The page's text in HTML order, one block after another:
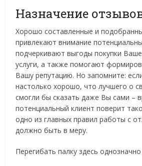
Назначение
Хорошо составленные и
привлекают внимание
подчеркивают выгоды покупки
услуги, а также помогают
Вашу репутацию. Но запомните:
настолько хорошо, что лучшего о
смогли бы сказать даже Вы сами –
потенциальный клиент поверит
одно из главных правил работы с
должно быть в меру.
Перегибать палку здесь